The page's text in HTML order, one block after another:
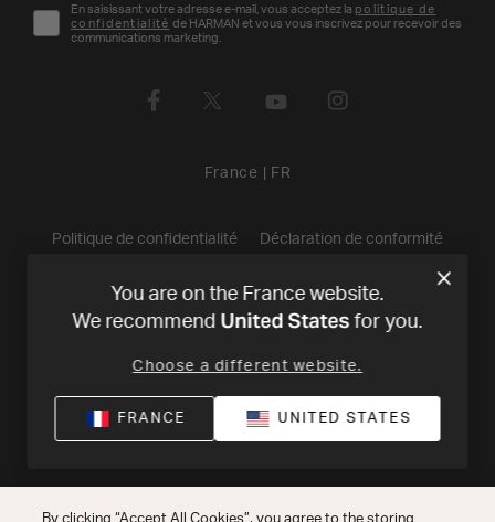
En saisissant votre adresse e-mail, vous acceptez la politique de
confidentialité de HARMAN et vous vous inscrivez pour recevoir des
communications marketing.
France FR
Politique de confidentialité Déclaration de conformité
Conditions de Vente 2026 Harman International Industries,
Incorporated. All rights reserved.
You are on the France website.
We recommend United Statesfor you.
Choose a different website.
FRANCE UNITED STATES